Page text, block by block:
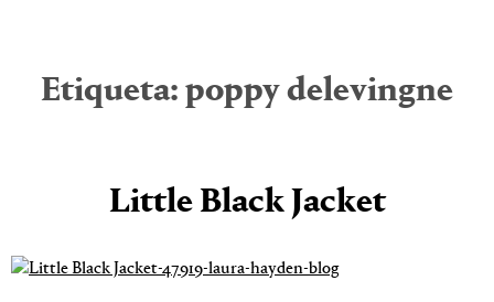
Etiqueta: poppy delevingne
Little Black Jacket